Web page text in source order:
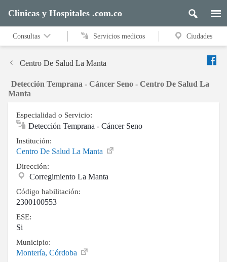
Clinicas y Hospitales .com.co
Consultas Servicios medicos Ciudades
Centro De Salud La Manta
Detección Temprana - Cáncer Seno - Centro De Salud La
Manta
Especialidad o Servicio:
Detección Temprana - Cáncer Seno
Institución:
Centro De Salud La Manta
Dirección:
Corregimiento La Manta
Código habilitación:
2300100553
ESE:
Si
Municipio:
Montería, Córdoba